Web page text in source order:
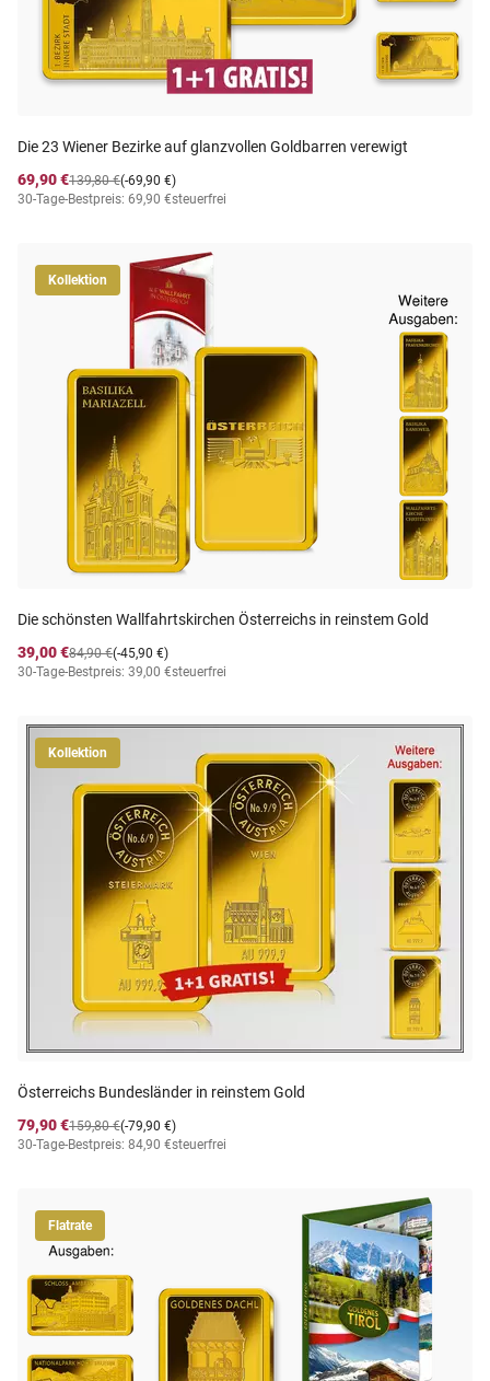
Die 23 Wiener Bezirke auf glanzvollen Goldbarren verewigt
69,90 €
(-69,90 €)
139,80 €
30-Tage-Bestpreis: 69,90 €steuerfrei
Kollektion
Die schönsten Wallfahrtskirchen Österreichs in reinstem Gold
39,00 €
(-45,90 €)
84,90 €
30-Tage-Bestpreis: 39,00 €steuerfrei
Kollektion
Österreichs Bundesländer in reinstem Gold
79,90 €
(-79,90 €)
159,80 €
30-Tage-Bestpreis: 84,90 €steuerfrei
Flatrate